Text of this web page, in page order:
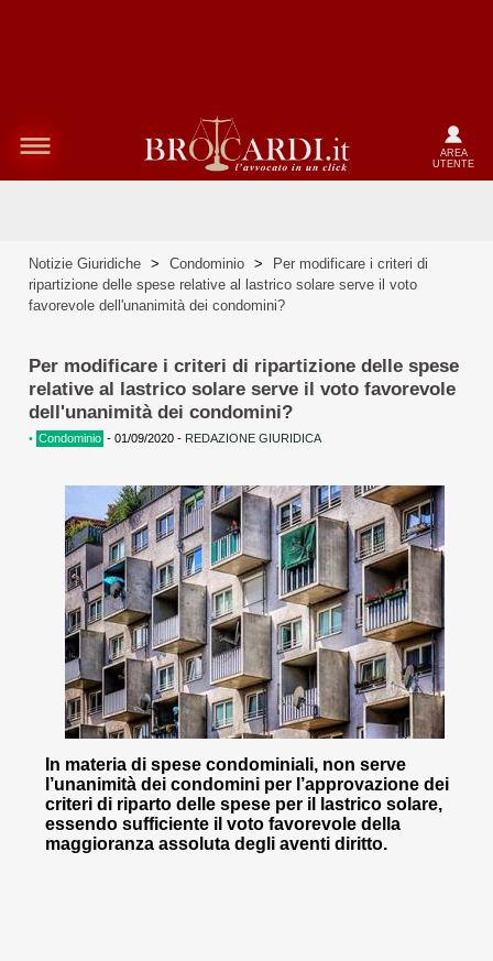
AREA
UTENTE
Notizie Giuridiche > Condominio >
Per modificare i criteri di
ripartizione delle spese relative al lastrico solare serve il voto
favorevole dell'unanimità dei condomini?
Per modificare i criteri di ripartizione delle spese
relative al lastrico solare serve il voto favorevole
dell'unanimità dei condomini?
• Condominio - 01/09/2020 - REDAZIONE GIURIDICA
In materia di spese condominiali, non serve
l’unanimità dei condomini per l’approvazione dei
criteri di riparto delle spese per il lastrico solare,
essendo sufficiente il voto favorevole della
maggioranza assoluta degli aventi diritto.